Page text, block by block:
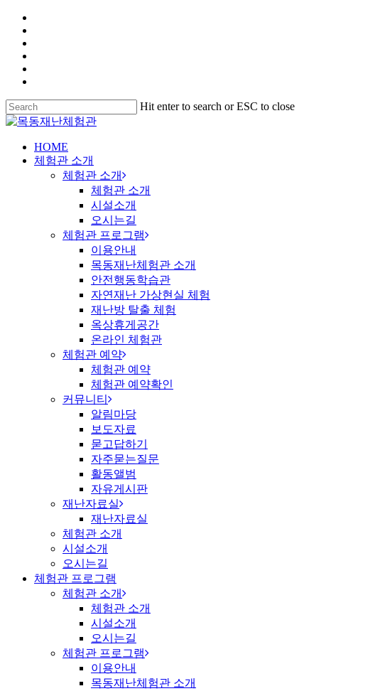
Hit enter to search or ESC to close
HOME
체험관 소개
체험관 소개
체험관 소개
시설소개
오시는길
체험관 프로그램
이용안내
목동재난체험관 소개
안전행동학습관
자연재난 가상현실 체험
재난방 탈출 체험
옥상휴게공간
온라인 체험관
체험관 예약
체험관 예약
체험관 예약확인
커뮤니티
알림마당
보도자료
묻고답하기
자주묻는질문
활동앨범
자유게시판
재난자료실
재난자료실
체험관 소개
시설소개
오시는길
체험관 프로그램
체험관 소개
체험관 소개
시설소개
오시는길
체험관 프로그램
이용안내
목동재난체험관 소개